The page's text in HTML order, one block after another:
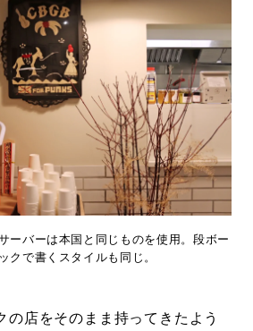
ーバーは本国と同じものを使用。段ボー
クで書くスタイルも同じ。
の店をそのまま持ってきたよう